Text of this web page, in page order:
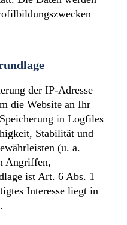
der IP-Adresse
die Website an Ihr
in Logfiles
Stabilität und
(u. a.
Angriffen,
ist Art. 6 Abs. 1
Interesse liegt in